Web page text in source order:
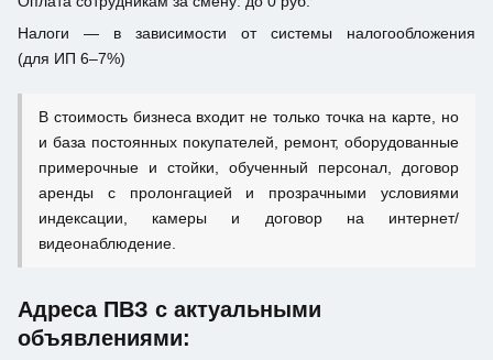
Налоги — в зависимости от системы налогообложения
(для ИП 6–7%)
В стоимость бизнеса входит не только точка на карте, но
и база постоянных покупателей, ремонт, оборудованные
примерочные и стойки, обученный персонал, договор
аренды с пролонгацией и прозрачными условиями
индексации, камеры и договор на интернет/
видеонаблюдение.
Адреса ПВЗ с актуальными
объявлениями: